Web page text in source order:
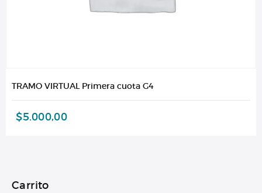
TRAMO VIRTUAL Primera cuota G4
$5.000,00
Carrito